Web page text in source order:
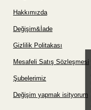
Hakkımızda
Değişim&İade
Gizlilik Politakası
Mesafeli Satış Sözleşmesi
Şubelerimiz
Değişim yapmak isityorum